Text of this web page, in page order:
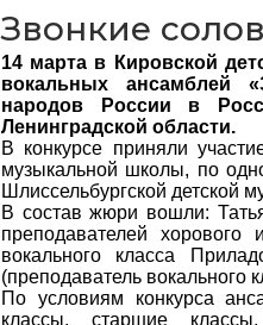
Звонкие
14 марта в Кировской
вокальных ансамблей
народов России в
Ленинградской области.
В конкурсе приняли
музыкальной школы, по
Шлиссельбургской детской
В состав жюри вошли:
преподавателей
вокального класса
(преподаватель вокального
По условиям конкурса
классы, старшие